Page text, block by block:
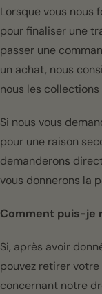
Lorsque vous nous
pour finaliser une
passer une
un achat, nous
nous les
Si nous vous
pour une raison
demanderons
vous donnerons la
Comment puis-je
Si, après avoir
pouvez retirer
concernant notre